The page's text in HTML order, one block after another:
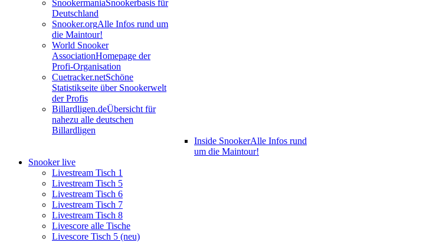
SnookermaniaSnookerbasis für
Deutschland
Snooker.orgAlle Infos rund um
die Maintour!
World Snooker
AssociationHomepage der
Profi-Organisation
Cuetracker.netSchöne
Statistikseite über Snookerwelt
der Profis
Billardligen.deÜbersicht für
nahezu alle deutschen
Billardligen
Inside SnookerAlle Infos rund
um die Maintour!
Snooker live
Livestream Tisch 1
Livestream Tisch 5
Livestream Tisch 6
Livestream Tisch 7
Livestream Tisch 8
Livescore alle Tische
Livescore Tisch 5 (neu)